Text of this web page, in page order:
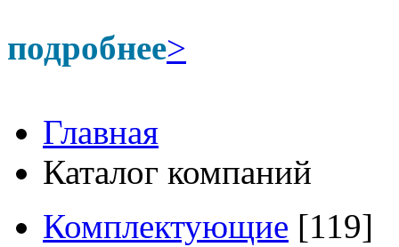
подробнее>
Главная
Каталог компаний
Комплектующие [119]